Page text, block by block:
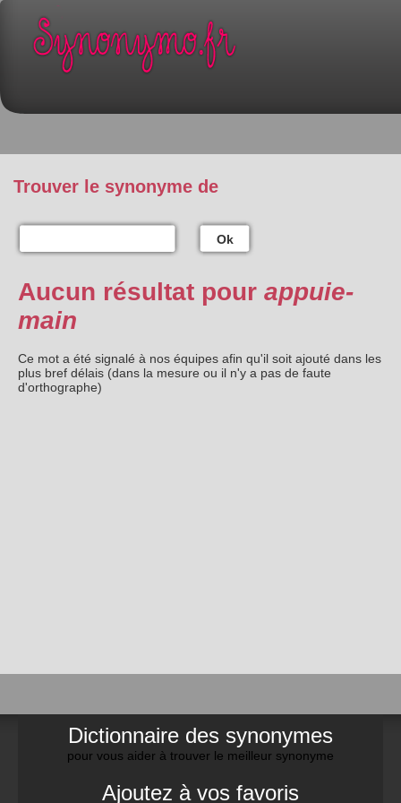
Trouver le synonyme de
Ok
Aucun résultat pour appuie-
main
Ce mot a été signalé à nos équipes afin qu'il soit ajouté dans les
plus bref délais (dans la mesure ou il n'y a pas de faute
d'orthographe)
Dictionnaire des synonymes
pour vous aider à trouver le meilleur synonyme
Ajoutez à vos favoris